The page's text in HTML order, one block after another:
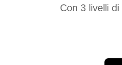
Con 3 livelli